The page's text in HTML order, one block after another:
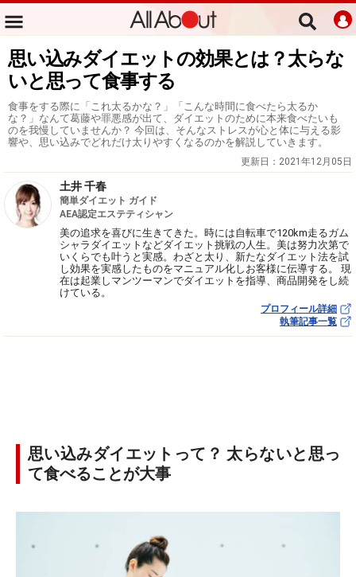
思い込みダイエットの効果とは？太らな
いと思って食事する
食事をする際に「これ太るかな？」「こんな時間に食べたら太るか
な？」なんて葛藤や罪悪感が出て、ダイエットのために本来食べたいも
のを我慢していませんか？ 今回は、そんなストレスが心と体に与える影
響や、思い込みでどれだけ太りやすくなるのかを解説していきます。
更新日： 2021年12月05日
土井 千春
簡単ダイエット ガイド
AEA認定エステティシャン
美の追求を喜びに生きてきた。時には自転車で120km走るガム
シャラダイエットなどダイエット挑戦の人生。美は努力次第で
いくらでも叶うと実感。わざと太り、新たなダイエット法を試
し効果を実感したものをマニュアル化しお客様に伝導する。 現
在は起業しマンツーマンでダイエットを指導、商品開発をし続
けている。
プロフィール詳細
執筆記事一覧
思い込みダイエットって？ 太らないと思っ
て食べることが大事